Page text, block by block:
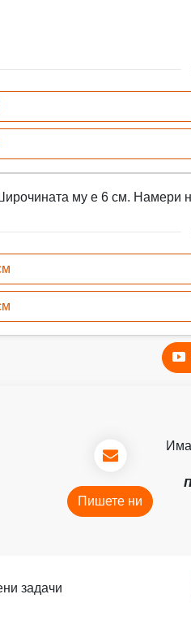
му е 6 см. Намери
Пишете ни
задачи